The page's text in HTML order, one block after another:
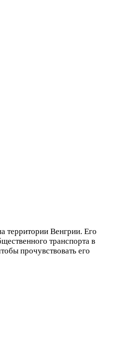
территории Венгрии. Его
транспорта в
прочувствовать его